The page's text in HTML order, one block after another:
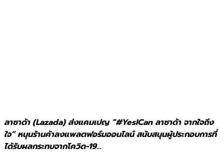
ลาซาด้า (Lazada) ส่งแคมเปญ “#YesICan ลาซาด้า จากใจถึง
ใจ” หนุนร้านค้าลงแพลตฟอร์มออนไลน์ สนับสนุนผู้ประกอบการที่
ได้รับผลกระทบจากโควิด-19…